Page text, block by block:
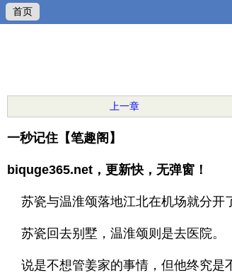
首页
上一章
一秒记住【笔趣阁】
biquge365.net，更新快，无弹窗！
苏瓷与温淮颂落地江北在机场就分开
苏瓷回去别墅，温淮颂则是去医院。
说是不想管姜家的事情，但他终究是